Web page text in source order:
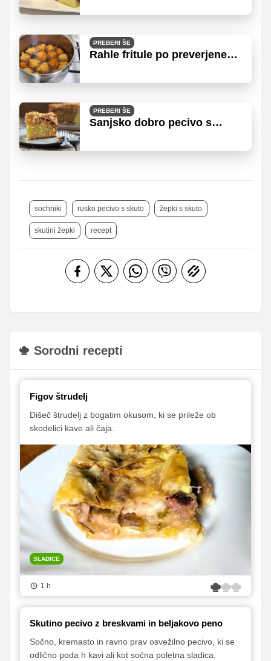
PREBERI ŠE
Rahle fritule po preverjenem
PREBERI ŠE
Sanjsko dobro pecivo s
sochniki rusko pecivo s skuto žepki s skuto
skutini žepki recept
Sorodni recepti
Figov štrudelj
Dišeč štrudelj z bogatim okusom, ki se prileže ob
skodelici kave ali čaja.
SLADICE
1 h
Skutino pecivo z breskvami in beljakovo peno
Sočno, kremasto in ravno prav osvežilno pecivo, ki se
odlično poda h kavi ali kot sočna poletna sladica.